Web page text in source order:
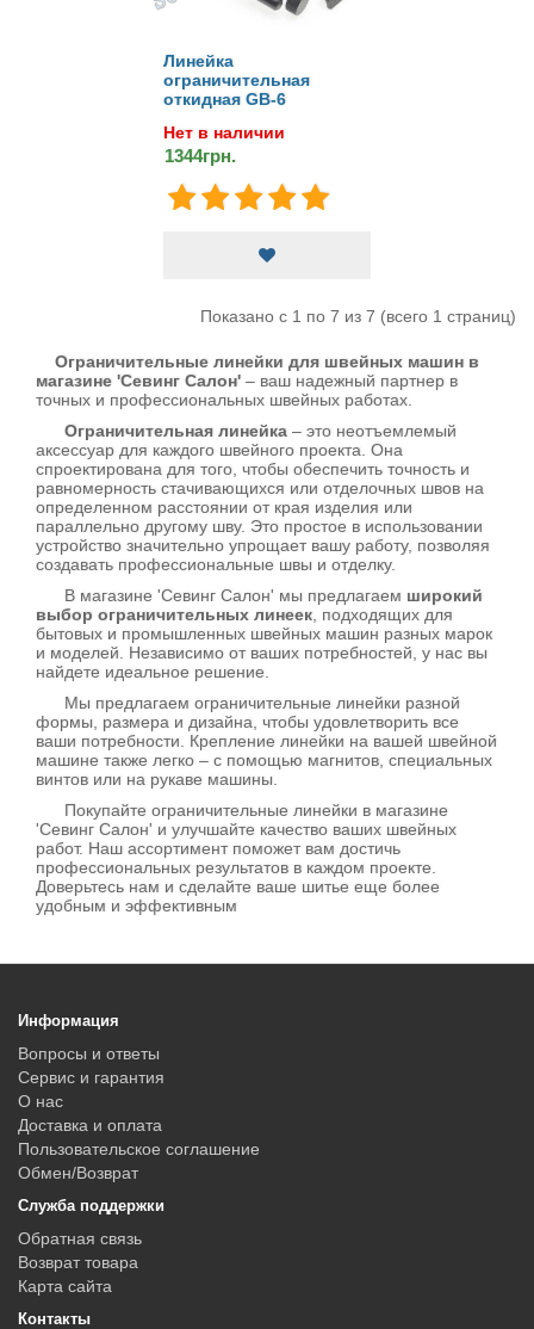
Линейка
ограничительная
откидная GB-6
Нет в наличии
1344грн.
Показано с 1 по 7 из 7 (всего 1 страниц)
Ограничительные линейки для швейных машин в
магазине 'Севинг Салон' – ваш надежный партнер в
точных и профессиональных швейных работах.
Ограничительная линейка – это неотъемлемый
аксессуар для каждого швейного проекта. Она
спроектирована для того, чтобы обеспечить точность и
равномерность стачивающихся или отделочных швов на
определенном расстоянии от края изделия или
параллельно другому шву. Это простое в использовании
устройство значительно упрощает вашу работу, позволяя
создавать профессиональные швы и отделку.
В магазине 'Севинг Салон' мы предлагаем широкий
выбор ограничительных линеек , подходящих для
бытовых и промышленных швейных машин разных марок
и моделей. Независимо от ваших потребностей, у нас вы
найдете идеальное решение.
Мы предлагаем ограничительные линейки разной
формы, размера и дизайна, чтобы удовлетворить все
ваши потребности. Крепление линейки на вашей швейной
машине также легко – с помощью магнитов, специальных
винтов или на рукаве машины.
Покупайте ограничительные линейки в магазине
'Севинг Салон' и улучшайте качество ваших швейных
работ. Наш ассортимент поможет вам достичь
профессиональных результатов в каждом проекте.
Доверьтесь нам и сделайте ваше шитье еще более
удобным и эффективным
Информация
Вопросы и ответы
Сервис и гарантия
О нас
Доставка и оплата
Пользовательское соглашение
Обмен/Возврат
Служба поддержки
Обратная связь
Возврат товара
Карта сайта
Контакты